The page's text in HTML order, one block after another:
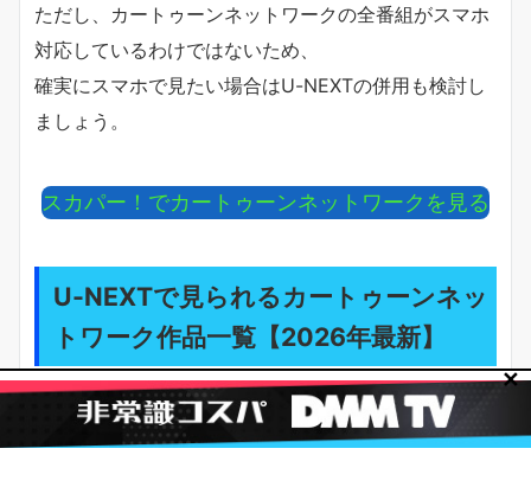
ただし、カートゥーンネットワークの全番組がスマホ
対応しているわけではないため、
確実にスマホで見たい場合はU-NEXTの併用も検討し
ましょう。
スカパー！でカートゥーンネットワークを見る
U-NEXTで見られるカートゥーンネッ
トワーク作品一覧【2026年最新】
U-NEXTではワーナーブラザース・ディスカバリーと
✕